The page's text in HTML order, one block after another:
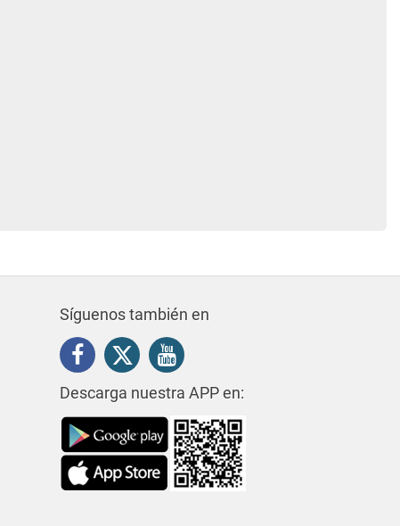
Síguenos también en
Descarga nuestra APP en: